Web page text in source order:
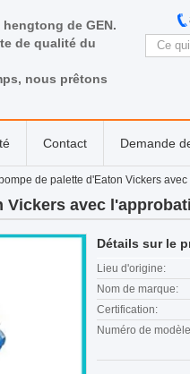
de GEN.
de qualité du
nous prêtons
Contact Demande
de palette d'Eaton Vickers
avec
Détails sur le
Lieu d'origine:
Nom de marque:
Certification:
Numéro de